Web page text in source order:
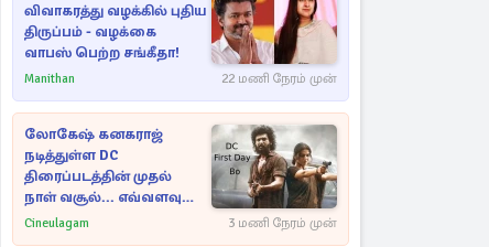
விவாகரத்து வழக்கில் புதிய
திருப்பம் - வழக்கை
வாபஸ் பெற்ற சங்கீதா!
Manithan 22 மணி நேரம் முன்
லோகேஷ் கனகராஜ்
நடித்துள்ள DC
திரைப்படத்தின் முதல்
நாள் வசூல்... எவ்வளவு
தெரியுமா?
Cineulagam 3 மணி நேரம் முன்